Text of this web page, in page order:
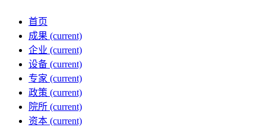
首页
成果 (current)
企业 (current)
设备 (current)
专家 (current)
政策 (current)
院所 (current)
资本 (current)